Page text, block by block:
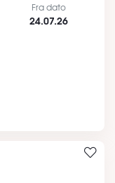
Fra dato
24.07.26